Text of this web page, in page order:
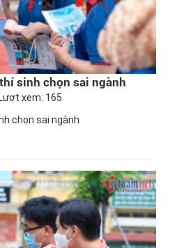
sinh chọn sai ngành
xem: 165
chọn sai ngành